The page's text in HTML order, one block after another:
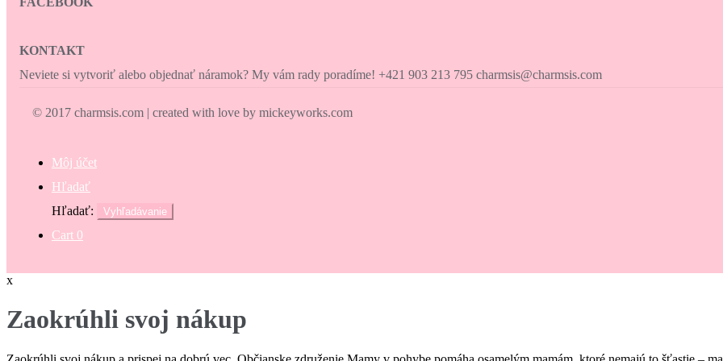
KONTAKT
Neviete si vytvoriť alebo objednať náramok? My vám rady poradíme! +421 903 213 795 charmsis@charmsis.com
© 2017 charmsis.com | created with love by mickeyworks.com
Môj účet
Hľadať
Hľadať:
Vyhľadávanie
Cart 0
x
Zaokrúhli svoj nákup